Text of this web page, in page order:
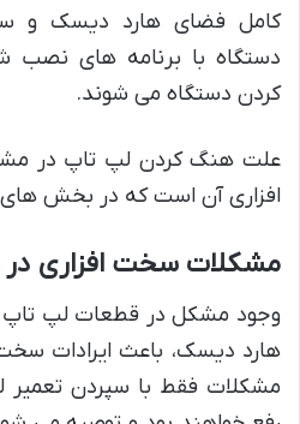
کامل فضای هارد دیسک و
دستگاه با برنامه های
کردن دستگاه می شوند.
علت هنگ کردن لپ تاپ در
افزاری آن است که در بخش های
مشکلات سخت افزاری
وجود مشکل در قطعات لپ تاپ
هارد دیسک، باعث ایرادات
مشکلات فقط با سپردن تعمیر